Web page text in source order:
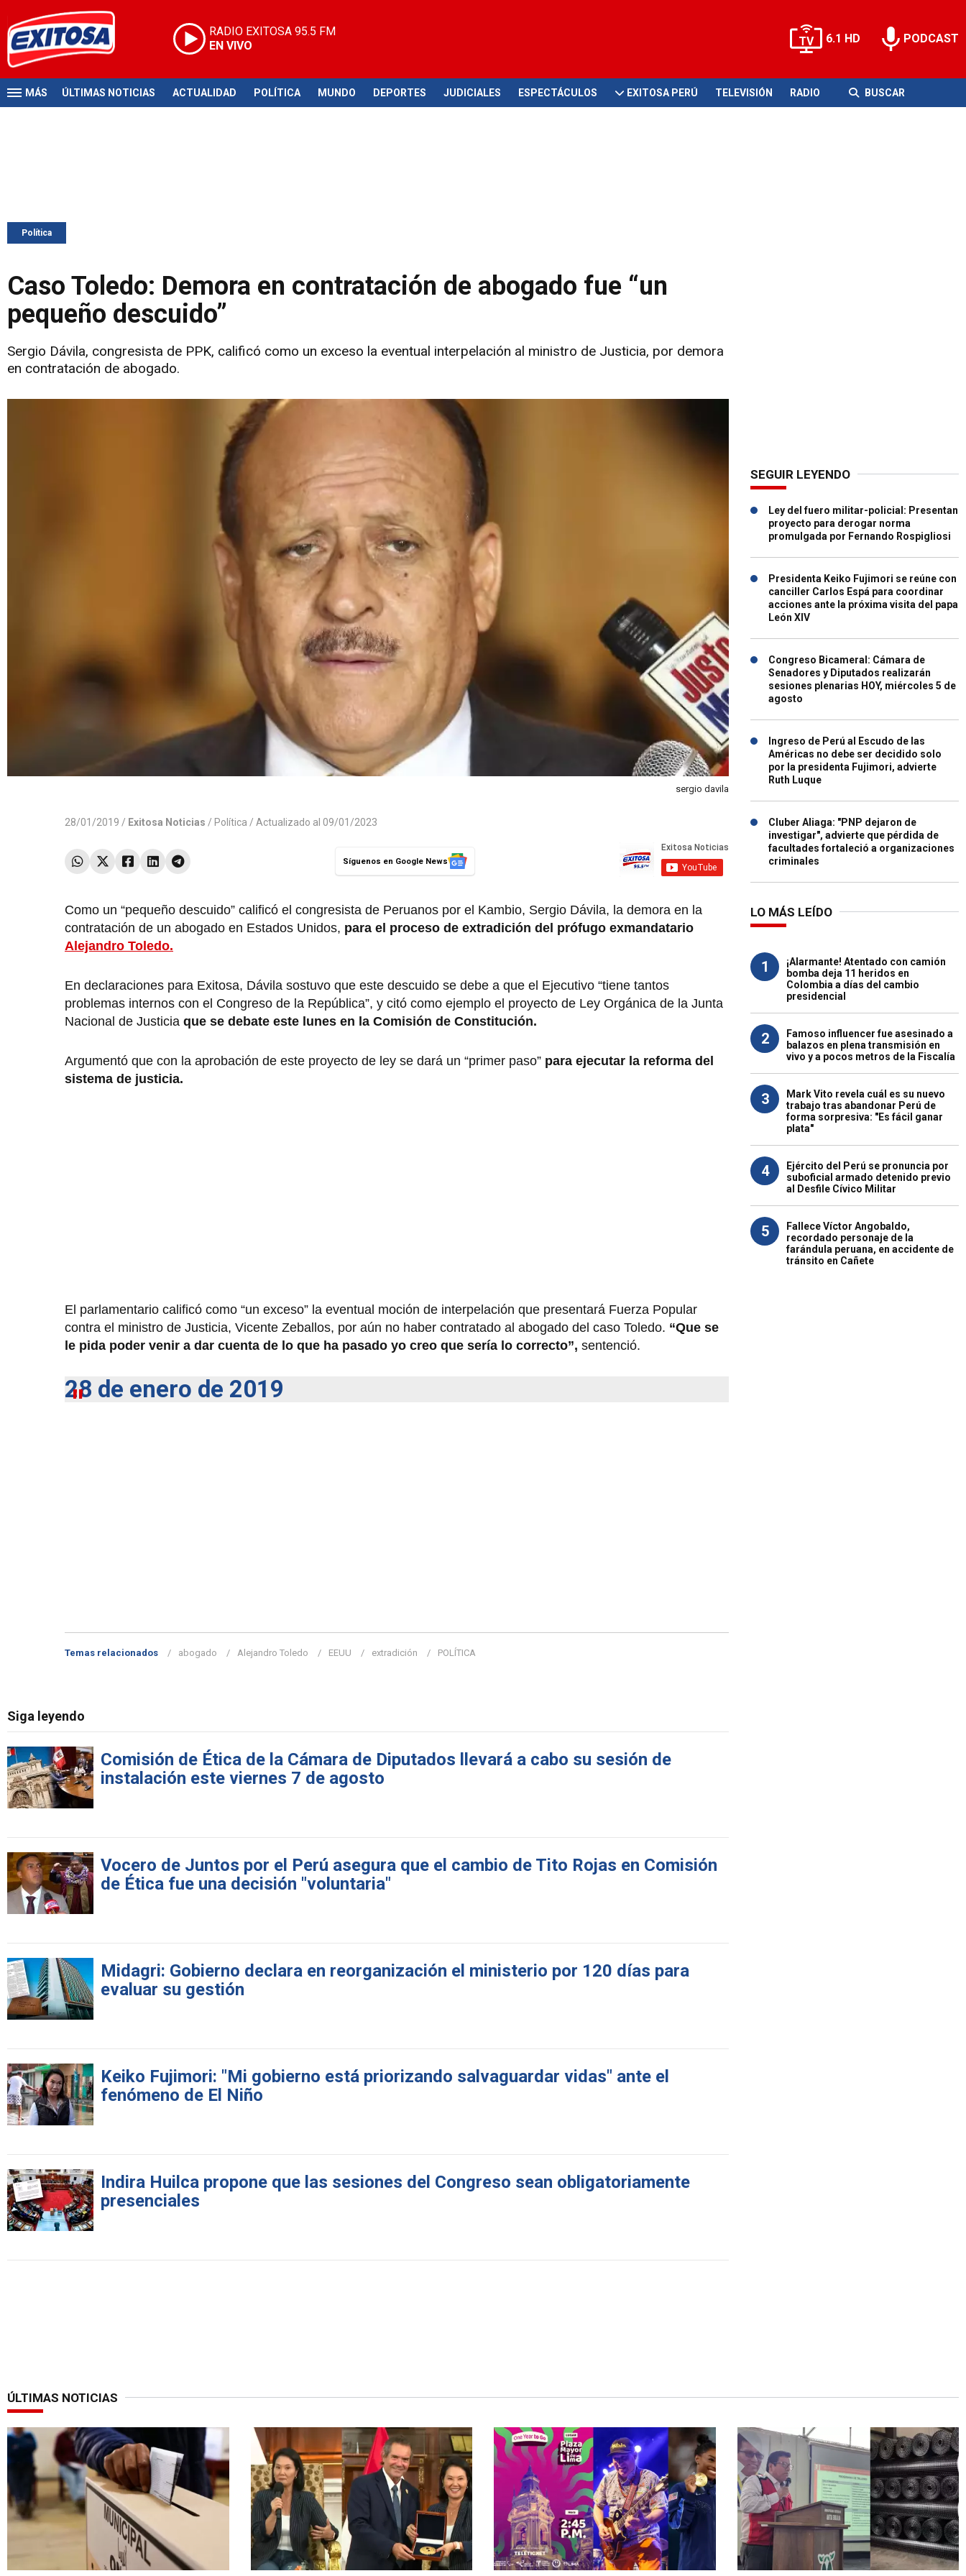
RADIO EXITOSA 95.5 FM
EN VIVO
6.1 HD PODCAST
MÁS ÚLTIMAS NOTICIAS ACTUALIDAD POLÍTICA MUNDO DEPORTES JUDICIALES ESPECTÁCULOS EXITOSA PERÚ TELEVISIÓN RADIO BUSCAR
Política
Caso Toledo: Demora en contratación de abogado fue “un
pequeño descuido”
Sergio Dávila, congresista de PPK, calificó como un exceso la eventual interpelación al ministro de Justicia, por demora
en contratación de abogado.
sergio davila
28/01/2019 / Exitosa Noticias / Política / Actualizado al 09/01/2023
Síguenos en Google News
Como un “pequeño descuido” calificó el congresista de Peruanos por el Kambio, Sergio Dávila, la demora en la
contratación de un abogado en Estados Unidos, para el proceso de extradición del prófugo exmandatario
Alejandro Toledo.
En declaraciones para Exitosa, Dávila sostuvo que este descuido se debe a que el Ejecutivo “tiene tantos
problemas internos con el Congreso de la República”, y citó como ejemplo el proyecto de Ley Orgánica de la Junta
Nacional de Justicia que se debate este lunes en la Comisión de Constitución.
Argumentó que con la aprobación de este proyecto de ley se dará un “primer paso” para ejecutar la reforma del
sistema de justicia.
El parlamentario calificó como “un exceso” la eventual moción de interpelación que presentará Fuerza Popular
contra el ministro de Justicia, Vicente Zeballos, por aún no haber contratado al abogado del caso Toledo. “Que se
le pida poder venir a dar cuenta de lo que ha pasado yo creo que sería lo correcto”, sentenció.
28 de enero de 2019
Temas relacionados abogado Alejandro Toledo EEUU extradición POLÍTICA
Siga leyendo
Comisión de Ética de la Cámara de Diputados llevará a cabo su sesión de
instalación este viernes 7 de agosto
Vocero de Juntos por el Perú asegura que el cambio de Tito Rojas en Comisión
de Ética fue una decisión "voluntaria"
Midagri: Gobierno declara en reorganización el ministerio por 120 días para
evaluar su gestión
Keiko Fujimori: "Mi gobierno está priorizando salvaguardar vidas" ante el
fenómeno de El Niño
Indira Huilca propone que las sesiones del Congreso sean obligatoriamente
presenciales
SEGUIR LEYENDO
Ley del fuero militar-policial: Presentan
proyecto para derogar norma
promulgada por Fernando Rospigliosi
Presidenta Keiko Fujimori se reúne con
canciller Carlos Espá para coordinar
acciones ante la próxima visita del papa
León XIV
Congreso Bicameral: Cámara de
Senadores y Diputados realizarán
sesiones plenarias HOY, miércoles 5 de
agosto
Ingreso de Perú al Escudo de las
Américas no debe ser decidido solo
por la presidenta Fujimori, advierte
Ruth Luque
Cluber Aliaga: "PNP dejaron de
investigar", advierte que pérdida de
facultades fortaleció a organizaciones
criminales
LO MÁS LEÍDO
1
¡Alarmante! Atentado con camión
bomba deja 11 heridos en
Colombia a días del cambio
presidencial
2
Famoso influencer fue asesinado a
balazos en plena transmisión en
vivo y a pocos metros de la Fiscalía
3
Mark Vito revela cuál es su nuevo
trabajo tras abandonar Perú de
forma sorpresiva: "Es fácil ganar
plata"
4
Ejército del Perú se pronuncia por
suboficial armado detenido previo
al Desfile Cívico Militar
5
Fallece Víctor Angobaldo,
recordado personaje de la
farándula peruana, en accidente de
tránsito en Cañete
ÚLTIMAS NOTICIAS